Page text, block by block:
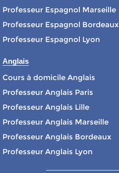
Professeur Espagnol Marseille
Professeur Espagnol Bordeaux
Professeur Espagnol Lyon
Anglais
Cours à domicile Anglais
Professeur Anglais Paris
Professeur Anglais Lille
Professeur Anglais Marseille
Professeur Anglais Bordeaux
Professeur Anglais Lyon